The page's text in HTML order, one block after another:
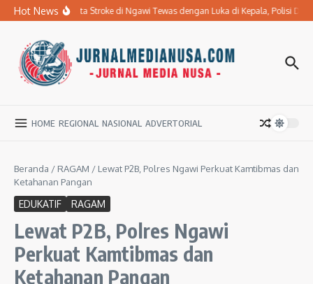
Lewati ke konten
Hot News
Ibu Penderita Stroke di Ngawi Tewas dengan Luka di Kepala, Polisi
HOME REGIONAL NASIONAL ADVERTORIAL
Beranda / RAGAM / Lewat P2B, Polres Ngawi Perkuat Kamtibmas dan
Ketahanan Pangan
EDUKATIF RAGAM
Lewat P2B, Polres Ngawi
Perkuat Kamtibmas dan
Ketahanan Pangan